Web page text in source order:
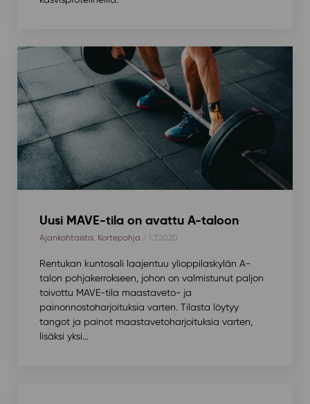
Uusi MAVE-tila on avattu A-taloon
Ajankohtaista, Kortepohja / 1.7.2020
Rentukan kuntosali laajentuu ylioppilaskylän A-
talon pohjakerrokseen, johon on valmistunut paljon
toivottu MAVE-tila maastaveto- ja
painonnostoharjoituksia varten. Tilasta löytyy
tangot ja painot maastavetoharjoituksia varten,
lisäksi yksi...